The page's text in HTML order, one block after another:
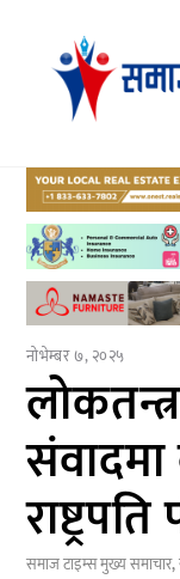
content
नोभेम्बर ७, २०२५
समाज टाइम्समुख्य समाचार,